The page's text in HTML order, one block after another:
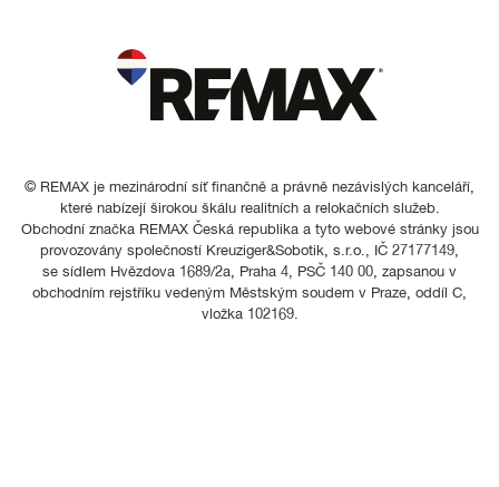
© REMAX je mezinárodní síť finančně a právně nezávislých kanceláří,
které nabízejí širokou škálu realitních a relokačních služeb.
Obchodní značka REMAX Česká republika a tyto webové stránky jsou
provozovány společností Kreuziger&Sobotik, s.r.o., IČ 27177149,
se sídlem Hvězdova 1689/2a, Praha 4, PSČ 140 00, zapsanou v
obchodním rejstříku vedeným Městským soudem v Praze, oddíl C,
vložka 102169.